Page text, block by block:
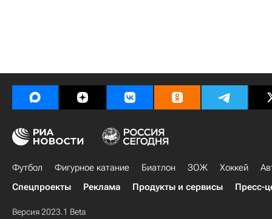
Футбол Фигурное катание Биатлон ЗОЖ Хоккей
Спецпроекты
Реклама Продукты и сервисы Пресс-
Версия 2023.1 Beta